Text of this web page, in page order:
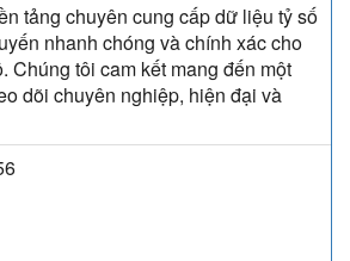
tảng chuyên cung cấp dữ liệu tỷ số
nhanh chóng và chính xác cho
Chúng tôi cam kết mang đến một
dõi chuyên nghiệp, hiện đại và